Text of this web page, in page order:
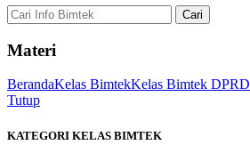
Cari
Materi
BerandaKelas BimtekKelas Bimtek DPRD
Tutup
KATEGORI KELAS BIMTEK